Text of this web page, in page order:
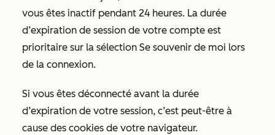
vous êtes inactif pendant 24 heures. La durée
d’expiration de session de votre compte est
prioritaire sur la sélection Se souvenir de moi lors
de la connexion.
Si vous êtes déconnecté avant la durée
d’expiration de votre session, c’est peut-être à
cause des cookies de votre navigateur.